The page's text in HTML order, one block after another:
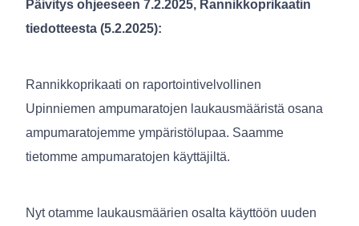
Päivitys ohjeeseen 7.2.2025, Rannikkoprikaatin
tiedotteesta (5.2.2025):
Rannikkoprikaati on raportointivelvollinen
Upinniemen ampumaratojen laukausmääristä osana
ampumaratojemme ympäristölupaa. Saamme
tietomme ampumaratojen käyttäjiltä.
Nyt otamme laukausmäärien osalta käyttöön uuden